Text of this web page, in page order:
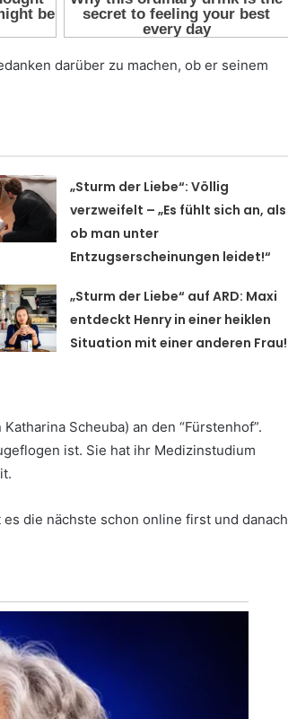
darüber zu machen, ob er seinem
„Sturm der Liebe“: Völlig
verzweifelt – „Es fühlt sich an, als
ob man unter
Entzugserscheinungen leidet!“
„Sturm der Liebe“ auf ARD: Maxi
entdeckt Henry in einer heiklen
Situation mit einer anderen Frau!
Scheuba) an den “Fürstenhof”.
ist. Sie hat ihr Medizinstudium
die nächste schon online first und danach